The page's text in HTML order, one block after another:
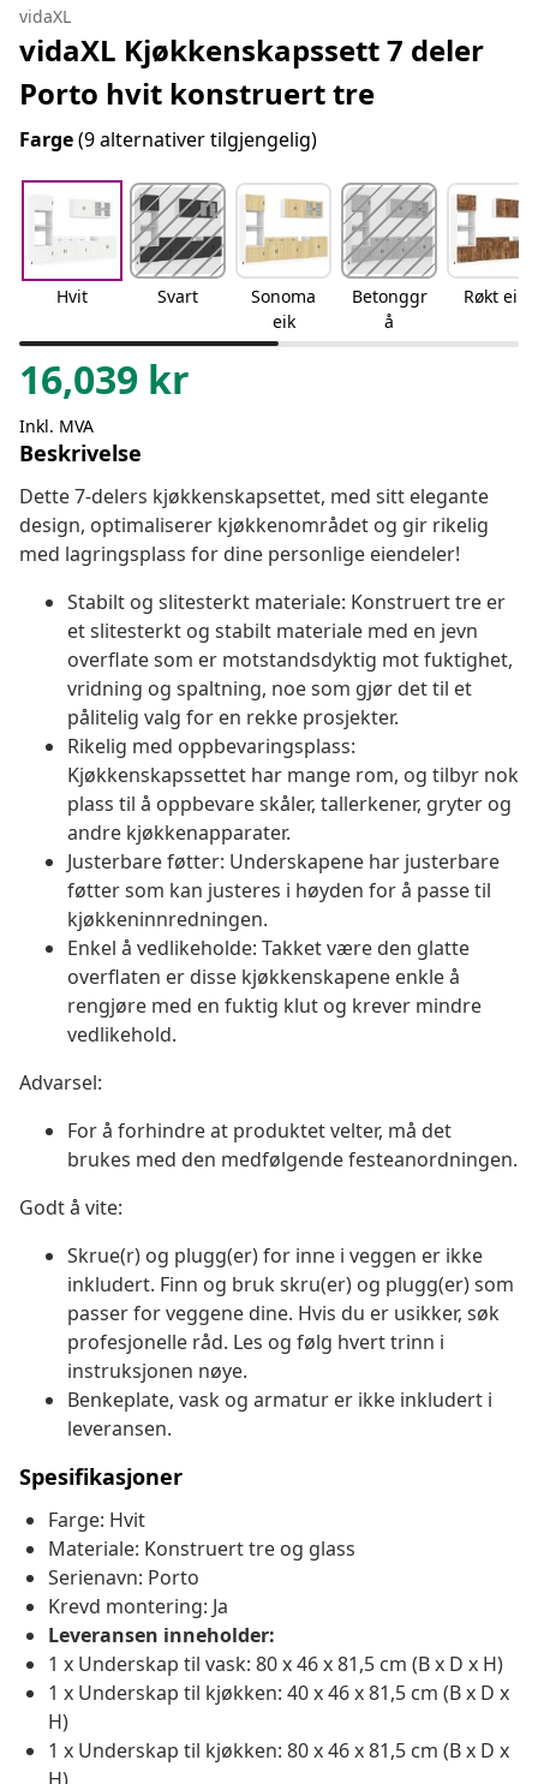
vidaXL
vidaXL Kjøkkenskapssett 7 deler
Porto hvit konstruert tre
Farge(9 alternativer tilgjengelig)
Hvit Svart
Sonoma
eik
Betonggr
å
Røkt eik
16,039 kr
Inkl. MVA
Beskrivelse
Dette 7-delers kjøkkenskapsettet, med sitt elegante
design, optimaliserer kjøkkenområdet og gir rikelig
med lagringsplass for dine personlige eiendeler!
Stabilt og slitesterkt materiale: Konstruert tre er
et slitesterkt og stabilt materiale med en jevn
overflate som er motstandsdyktig mot fuktighet,
vridning og spaltning, noe som gjør det til et
pålitelig valg for en rekke prosjekter.
Rikelig med oppbevaringsplass:
Kjøkkenskapssettet har mange rom, og tilbyr nok
plass til å oppbevare skåler, tallerkener, gryter og
andre kjøkkenapparater.
Justerbare føtter: Underskapene har justerbare
føtter som kan justeres i høyden for å passe til
kjøkkeninnredningen.
Enkel å vedlikeholde: Takket være den glatte
overflaten er disse kjøkkenskapene enkle å
rengjøre med en fuktig klut og krever mindre
vedlikehold.
Advarsel:
For å forhindre at produktet velter, må det
brukes med den medfølgende festeanordningen.
Godt å vite:
Skrue(r) og plugg(er) for inne i veggen er ikke
inkludert. Finn og bruk skru(er) og plugg(er) som
passer for veggene dine. Hvis du er usikker, søk
profesjonelle råd. Les og følg hvert trinn i
instruksjonen nøye.
Benkeplate, vask og armatur er ikke inkludert i
leveransen.
Spesifikasjoner
Farge: Hvit
Materiale: Konstruert tre og glass
Serienavn: Porto
Krevd montering: Ja
Leveransen inneholder:
1 x Underskap til vask: 80 x 46 x 81,5 cm (B x D x H)
1 x Underskap til kjøkken: 40 x 46 x 81,5 cm (B x D x
H)
1 x Underskap til kjøkken: 80 x 46 x 81,5 cm (B x D x